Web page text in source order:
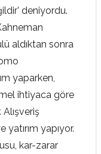
deniyordu.
aldıktan sonra
yaparken,
ihtiyaca göre
yatırım yapıyor.
kar-zarar